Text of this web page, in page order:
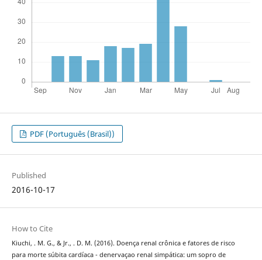
PDF (Português (Brasil))
Published
2016-10-17
How to Cite
Kiuchi, . M. G., & Jr., . D. M. (2016). Doença renal crônica e fatores de risco
para morte súbita cardíaca - denervaçao renal simpática: um sopro de